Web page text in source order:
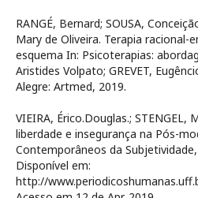
RANGÉ, Bernard; SOUSA,
Mary de Oliveira. Terapia racional-
esquema In: Psicoterapias:
Aristides Volpato; GREVET,
Alegre: Artmed, 2019.
VIEIRA, Érico.Douglas.; STENGEL,
liberdade e insegurança na Pós-
Contemporâneos da
Disponível em:
http://